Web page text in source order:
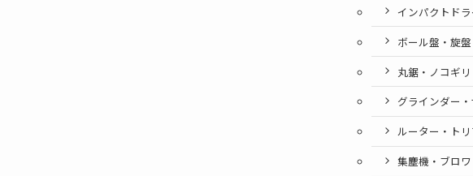
インパクトド
ボール盤・旋盤
丸鋸・ノコギ
グラインダー
ルーター・ト
集塵機・ブロ